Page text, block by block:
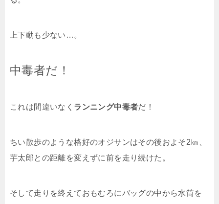
上下動も少ない…。
中毒者だ！
これは間違いなく ランニング中毒者だ！
ちい散歩のような格好のオジサンはその後およそ2㎞、
芋太郎との距離を変えずに前を走り続けた。
そして走りを終えておもむろにバッグの中から水筒を